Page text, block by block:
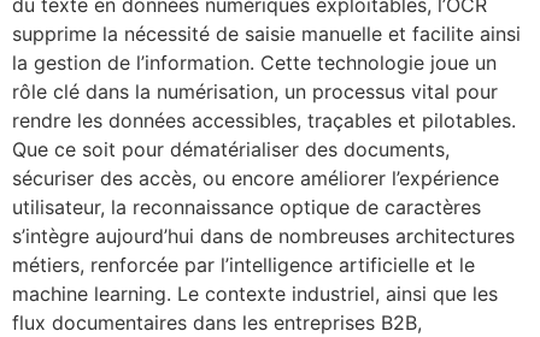
du texte en données numériques exploitables, l’OCR
supprime la nécessité de saisie manuelle et facilite ainsi
la gestion de l’information. Cette technologie joue un
rôle clé dans la numérisation, un processus vital pour
rendre les données accessibles, traçables et pilotables.
Que ce soit pour dématérialiser des documents,
sécuriser des accès, ou encore améliorer l’expérience
utilisateur, la reconnaissance optique de caractères
s’intègre aujourd’hui dans de nombreuses architectures
métiers, renforcée par l’intelligence artificielle et le
machine learning. Le contexte industriel, ainsi que les
flux documentaires dans les entreprises B2B,